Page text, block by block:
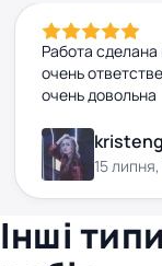
Работа
очень
очень довольна
15 липня,
Інші